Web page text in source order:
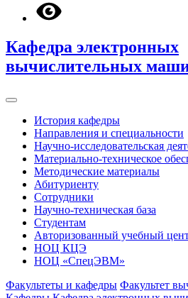
Кафедра электронных
вычислительных
История кафедры
Направления и специальности
Научно-исследовательская
Материально-техническое
Методические материалы
Абитуриенту
Сотрудники
Научно-техническая база
Студентам
Авторизованный учебный
НОЦ КЦЭ
НОЦ «СпецЭВМ»
Факультеты и кафедры Факультет